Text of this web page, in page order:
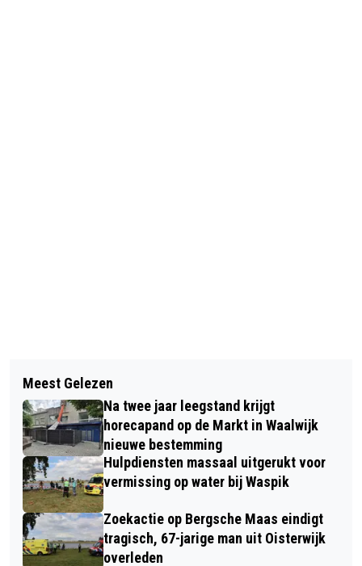
KRAMEN TE HUUR VOOR
ZOMERMARKT BLOEMENOORD OP
ZONDAG 26 JUNI
REGIOTEAM WAALWIJK SPEELT OP 25
JUNI TEGEN RKC WAALWIJK
Meest Gelezen
Na twee jaar leegstand krijgt
horecapand op de Markt in Waalwijk
nieuwe bestemming
Hulpdiensten massaal uitgerukt voor
vermissing op water bij Waspik
Zoekactie op Bergsche Maas eindigt
tragisch, 67-jarige man uit Oisterwijk
overleden